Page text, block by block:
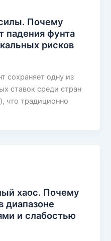
Почему
падения фунта
рисков
сохраняет одну из
ставок среди стран
что традиционно
хаос. Почему
диапазоне
и слабостью